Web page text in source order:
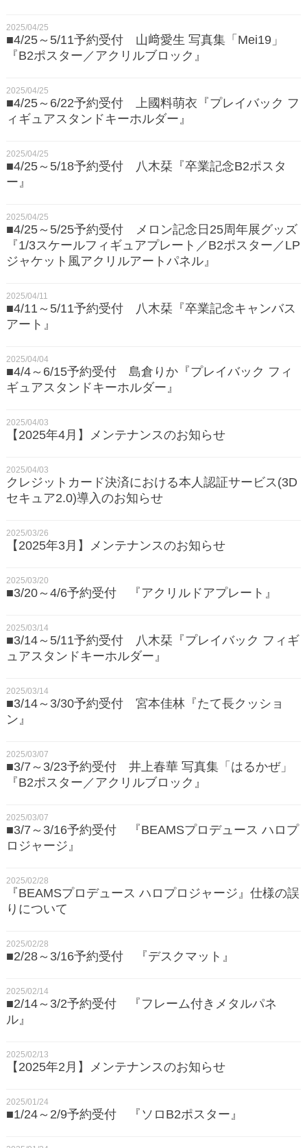
2025/04/25
■4/25～5/11予約受付 山﨑愛生 写真集「Mei19」
『B2ポスター／アクリルブロック』
2025/04/25
■4/25～6/22予約受付 上國料萌衣『プレイバック フ
ィギュアスタンドキーホルダー』
2025/04/25
■4/25～5/18予約受付 八木栞『卒業記念B2ポスタ
ー』
2025/04/25
■4/25～5/25予約受付 メロン記念日25周年展グッズ
『1/3スケールフィギュアプレート／B2ポスター／LP
ジャケット風アクリルアートパネル』
2025/04/11
■4/11～5/11予約受付 八木栞『卒業記念キャンバス
アート』
2025/04/04
■4/4～6/15予約受付 島倉りか『プレイバック フィ
ギュアスタンドキーホルダー』
2025/04/03
【2025年4月】メンテナンスのお知らせ
2025/04/03
クレジットカード決済における本人認証サービス(3D
セキュア2.0)導入のお知らせ
2025/03/26
【2025年3月】メンテナンスのお知らせ
2025/03/20
■3/20～4/6予約受付 『アクリルドアプレート』
2025/03/14
■3/14～5/11予約受付 八木栞『プレイバック フィギ
ュアスタンドキーホルダー』
2025/03/14
■3/14～3/30予約受付 宮本佳林『たて長クッショ
ン』
2025/03/07
■3/7～3/23予約受付 井上春華 写真集「はるかぜ」
『B2ポスター／アクリルブロック』
2025/03/07
■3/7～3/16予約受付 『BEAMSプロデュース ハロプ
ロジャージ』
2025/02/28
『BEAMSプロデュース ハロプロジャージ』仕様の誤
りについて
2025/02/28
■2/28～3/16予約受付 『デスクマット』
2025/02/14
■2/14～3/2予約受付 『フレーム付きメタルパネ
ル』
2025/02/13
【2025年2月】メンテナンスのお知らせ
2025/01/24
■1/24～2/9予約受付 『ソロB2ポスター』